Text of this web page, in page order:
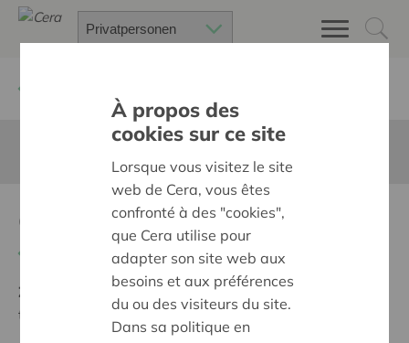
Concert met pianist
Ziel:
Des quartiers chaleureux et bienveillants pour
tous
À propos des
cookies sur ce site
Lorsque vous visitez le site
web de Cera, vous êtes
confronté à des "cookies",
que Cera utilise pour
adapter son site web aux
besoins et aux préférences
du ou des visiteurs du site.
Dans sa politique en